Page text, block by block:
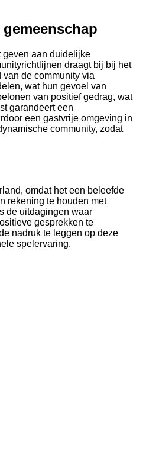
geven aan duidelijke
draagt bij bij het
de community via
wat hun gevoel van
van positief gedrag, wat
garandeert een
een gastvrije omgeving in
community, zodat
omdat het een beleefde
rekening te houden met
de uitdagingen waar
gesprekken te
nadruk te leggen op deze
spelervaring.